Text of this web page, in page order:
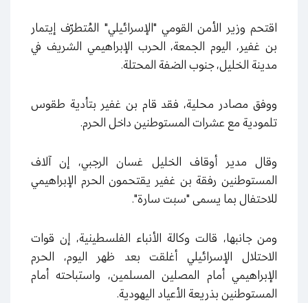
اقتحم وزير الأمن القومي "الإسرائيلي" المُتطرّف إيتمار
بن غفير، اليوم الجمعة، الحرب الإبراهيمي الشريف في
مدينة الخليل، جنوب الضفة المحتلة.
ووفق مصادر محلية، فقد قام بن غفير بتأدية طقوس
تلمودية مع عشرات المستوطنين داخل الحرم.
وقال مدير أوقاف الخليل غسان الرجبي، إن آلاف
المستوطنين رفقة بن غفير يقتحمون الحرم الإبراهيمي
للاحتفال بما يسمى "سبت سارة".
ومن جانبها، قالت وكالة الأنباء الفلسطينية، إن قوات
الاحتلال الإسرائيلي أغلقت بعد ظهر اليوم، الحرم
الإبراهيمي أمام المصلين المسلمين، واستباحته أمام
المستوطنين بذريعة الأعياد اليهودية.